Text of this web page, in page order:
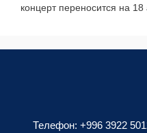
концерт переносится на 18
Телефон: +996 3922